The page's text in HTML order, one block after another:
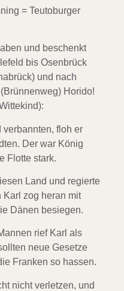
= Teutoburger
und beschenkt
bis Osenbrück
und nach
Horido!
verbannten, floh er
Der war König
Flotte stark.
Land und regierte
Karl zog heran mit
Dänen besiegen.
rief Karl als
neue Gesetze
Franken so hassen.
nicht verletzen, und